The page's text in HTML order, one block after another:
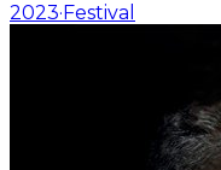
2023· Festival